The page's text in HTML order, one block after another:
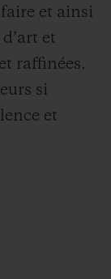
faire et ainsi
et
raffinées.
si
et